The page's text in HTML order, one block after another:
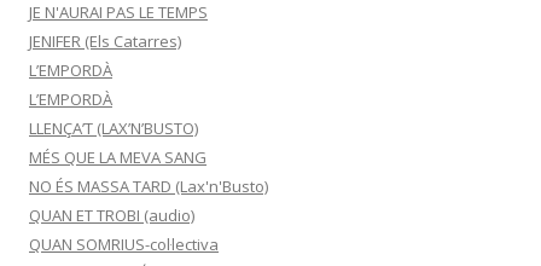
JE N'AURAI PAS LE TEMPS
JENIFER (Els Catarres)
L’EMPORDÀ
L’EMPORDÀ
LLENÇA’T (LAX’N’BUSTO)
MÉS QUE LA MEVA SANG
NO ÉS MASSA TARD (Lax'n'Busto)
QUAN ET TROBI (audio)
QUAN SOMRIUS-col·lectiva